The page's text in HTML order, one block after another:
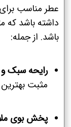
عطر مناسب
داشته باشد که
باشد. از جمله:
رایحه سبک
مثبت
پخش بوی